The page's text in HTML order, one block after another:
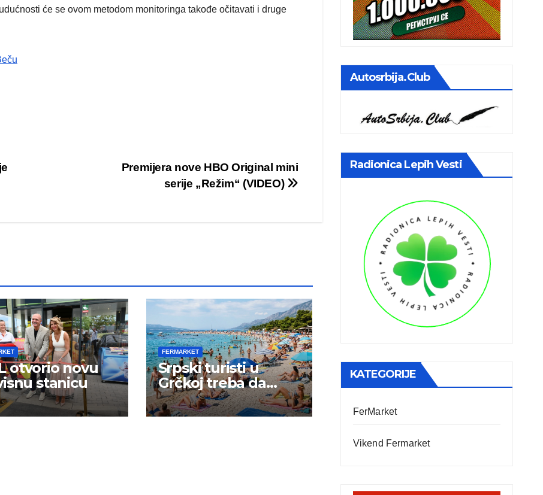
će se ovom metodom monitoringa takođe očitavati i druge
Premijera nove HBO Original mini
serije „Režim“ (VIDEO)
otvorio novu
stanicu
FERMARKET
Srpski turisti u
Grčkoj treba da
budu na oprezu
Autosrbija.club
Radionica Lepih Vesti
KATEGORIJE
FerMarket
Vikend Fermarket